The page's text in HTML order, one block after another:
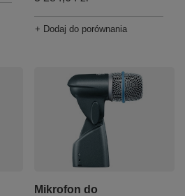
+ Dodaj do porównania
Mikrofon do